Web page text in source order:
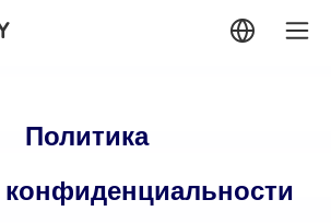
Политика
конфиденциальности